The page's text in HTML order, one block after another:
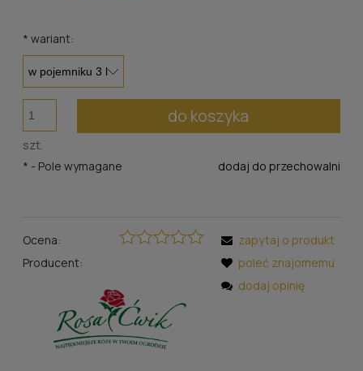
* wariant:
szt.
do koszyka
dodaj do przechowalni
* - Pole wymagane
Ocena:
Producent:
zapytaj o produkt
poleć znajomemu
dodaj opinię